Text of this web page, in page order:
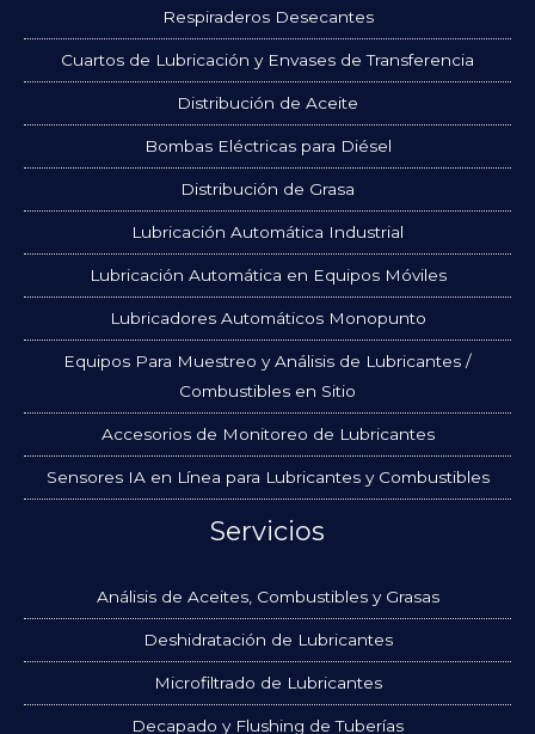
Respiraderos Desecantes
Cuartos de Lubricación y Envases de Transferencia
Distribución de Aceite
Bombas Eléctricas para Diésel
Distribución de Grasa
Lubricación Automática Industrial
Lubricación Automática en Equipos Móviles
Lubricadores Automáticos Monopunto
Equipos Para Muestreo y Análisis de Lubricantes /
Combustibles en Sitio
Accesorios de Monitoreo de Lubricantes
Sensores IA en Línea para Lubricantes y Combustibles
Servicios
Análisis de Aceites, Combustibles y Grasas
Deshidratación de Lubricantes
Microfiltrado de Lubricantes
Decapado y Flushing de Tuberías